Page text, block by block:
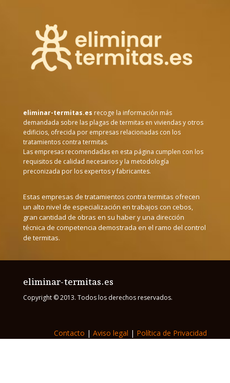
eliminar-termitas.es recoge la información más
demandada sobre las plagas de termitas en viviendas y otros
edificios, ofrecida por empresas relacionadas con los
tratamientos contra termitas.
Las empresas recomendadas en esta página cumplen con los
requisitos de calidad necesarios y la metodología
preconizada por los expertos y fabricantes.
Estas empresas de tratamientos contra termitas ofrecen
un alto nivel de especialización en trabajos con cebos,
gran cantidad de obras en su haber y una dirección
técnica de competencia demostrada en el ramo del control
de termitas.
eliminar-termitas.es
Copyright © 2013. Todos los derechos reservados.
Contacto |Aviso legal | Política de Privacidad